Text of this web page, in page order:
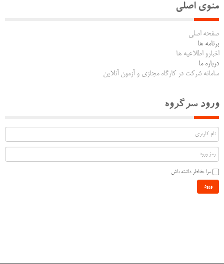
منوی اصلی
صفحه اصلی
برنامه ها
اخبارو اطلاعیه ها
درباره ما
سامانه شرکت در کارگاه مجازی و آزمون آنلاین
ورود سرگروه
مرا بخاطر داشته باش
ورود